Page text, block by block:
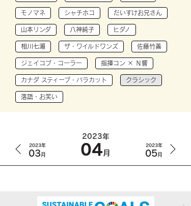
モノマネ シャチホコ だいすけお兄さん
山本リンダ 八神純子 ヒダノ
相川七瀬 ザ・ワイルドワンズ 佐藤竹善
ジェイコブ・コーラー 指揮コン × Ｎ響
カナダ スティーブ・バラカット クラシック
落語・お笑い
2023年
03月
2023年
04月
2023年
05月